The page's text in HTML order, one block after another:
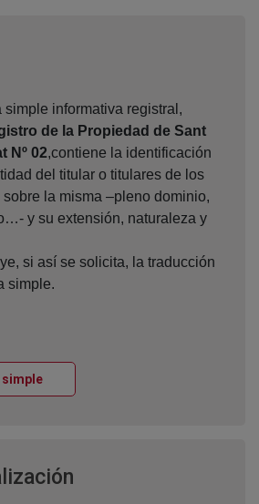
nueva
simple informativa registral,
de la Propiedad de Sant
Nº 02,contiene la identificación
del titular o titulares de los
la misma –pleno dominio,
y su extensión, naturaleza y
si así se solicita, la traducción
simple.
Ventana nueva